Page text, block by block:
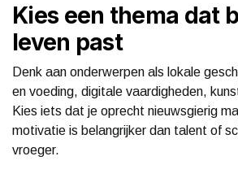
Kies een thema dat
leven past
Denk aan onderwerpen als lokale
en voeding, digitale vaardigheden,
Kies iets dat je oprecht nieuwsgierig
motivatie is belangrijker dan talent of
vroeger.